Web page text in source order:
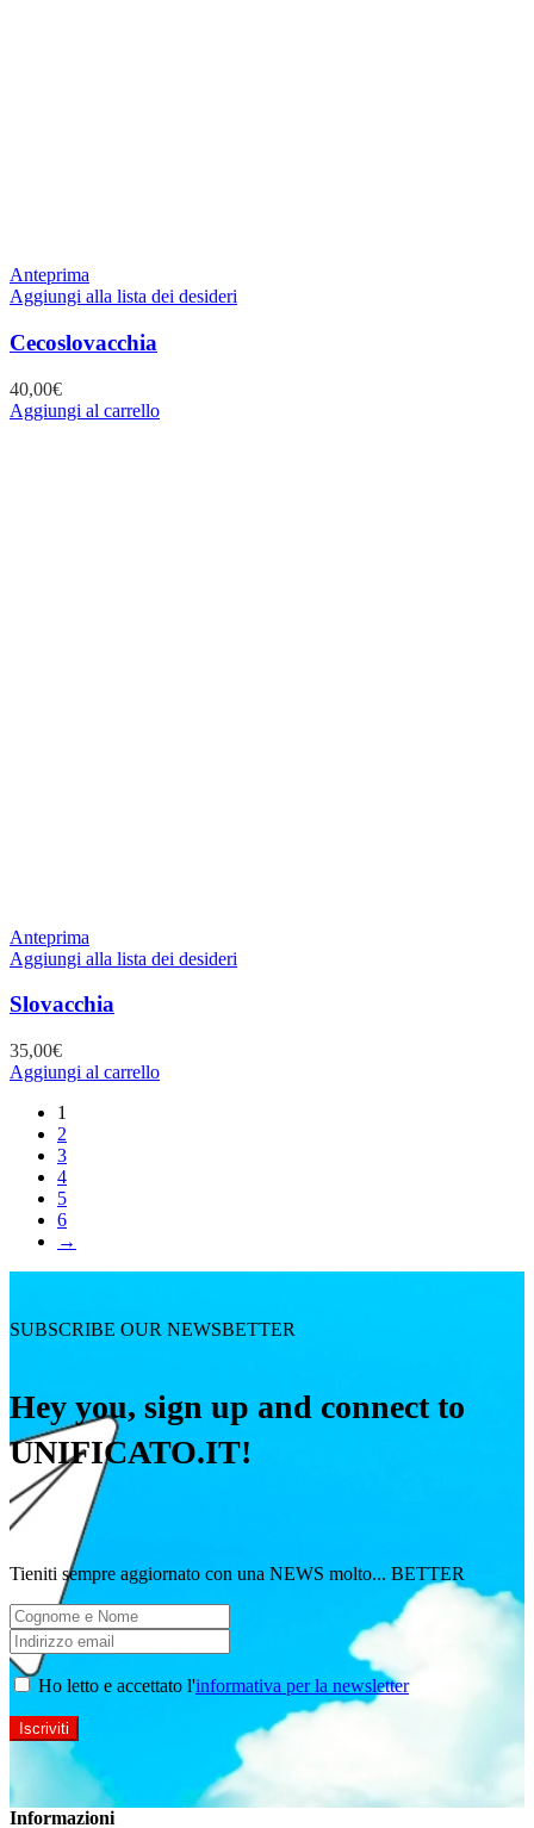
Anteprima
Aggiungi alla lista dei desideri
Cecoslovacchia
40,00€
Aggiungi al carrello
Anteprima
Aggiungi alla lista dei desideri
Slovacchia
35,00€
Aggiungi al carrello
1
2
3
4
5
6
→
SUBSCRIBE OUR NEWSBETTER
Hey you, sign up and connect to
UNIFICATO.IT!
Tieniti sempre aggiornato con una NEWS molto... BETTER
Ho letto e accettato l'informativa per la newsletter
Informazioni